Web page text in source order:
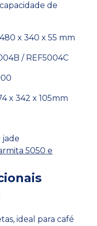
de
x 340 x 55 mm
/ REF5004C
x 342 x 105mm
jade
5050 e
ideal para café